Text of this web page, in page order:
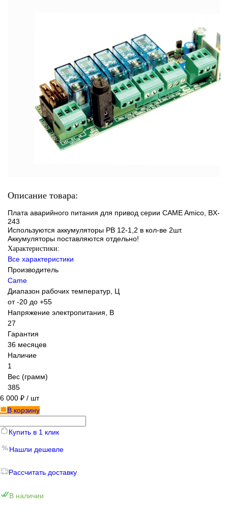
Описание товара:
Плата аварийного питания для привод серии CAME Amico, BX-
243
Используются аккумуляторы РВ 12-1,2 в кол-ве 2шт.
Аккумуляторы поставляются отдельно!
Характеристики:
Все характеристики
Производитель
Came
Диапазон рабочих температур, Ц
от -20 до +55
Напряжение электропитания, В
27
Гарантия
36 месяцев
Наличие
1
Вес (грамм)
385
6 000 ₽ / шт
В корзину
Купить в 1 клик
Нашли дешевле
Рассчитать доставку
В наличии